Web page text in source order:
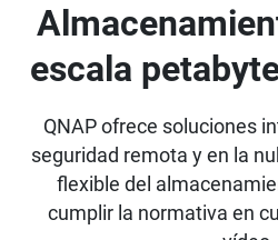
escala
QNAP ofrece soluciones
seguridad remota y en la
flexible del
cumplir la normativa en